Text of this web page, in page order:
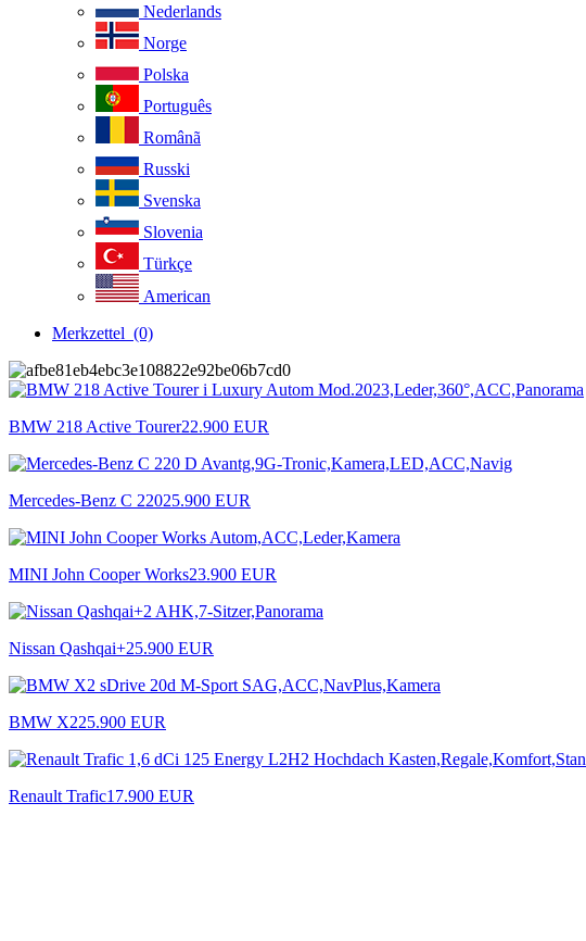
Nederlands
Norge
Polska
Português
Românã
Russki
Svenska
Slovenia
Türkçe
American
Merkzettel (0)
BMW 218 Active Tourer22.900 EUR
Mercedes-Benz C 22025.900 EUR
MINI John Cooper Works23.900 EUR
Nissan Qashqai+25.900 EUR
BMW X225.900 EUR
Renault Trafic17.900 EUR